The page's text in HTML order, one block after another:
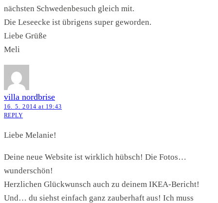
nächsten Schwedenbesuch gleich mit.
Die Leseecke ist übrigens super geworden.
Liebe Grüße
Meli
villa nordbrise
16. 5. 2014 at 19:43
REPLY
Liebe Melanie!
Deine neue Website ist wirklich hübsch! Die Fotos…
wunderschön!
Herzlichen Glückwunsch auch zu deinem IKEA-Bericht!
Und… du siehst einfach ganz zauberhaft aus! Ich muss